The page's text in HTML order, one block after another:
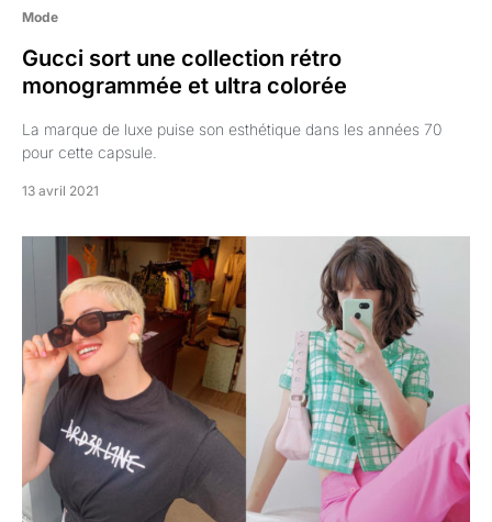
Mode
Gucci sort une collection rétro
monogrammée et ultra colorée
La marque de luxe puise son esthétique dans les années 70
pour cette capsule.
13 avril 2021